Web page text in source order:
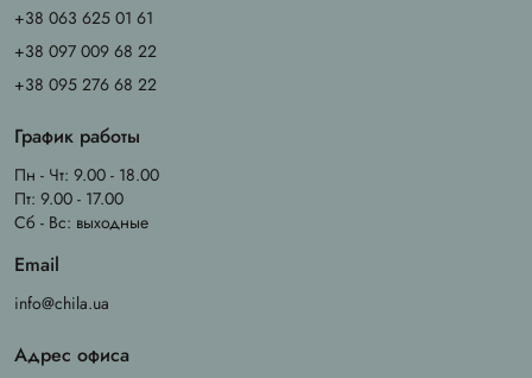
+38 063 625 01 61
+38 097 009 68 22
+38 095 276 68 22
График работы
Пн - Чт: 9.00 - 18.00
Пт: 9.00 - 17.00
Сб - Вс: выходные
Email
info@chila.ua
Адрес офиса